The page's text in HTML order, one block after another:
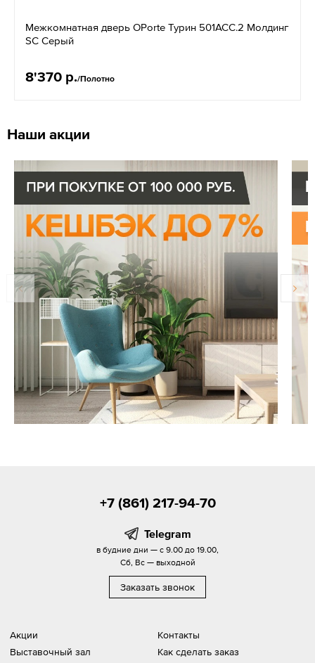
Межкомнатная дверь OPorte Турин 501АСС.2 Молдинг
SC Серый
8'370 р./Полотно
Наши акции
Акции
Выставочный зал
Контакты
Как сделать заказ
+7 (861) 217-94-70
Telegram
в будние дни — с 9.00 до 19.00,
Сб, Вс — выходной
Заказать звонок